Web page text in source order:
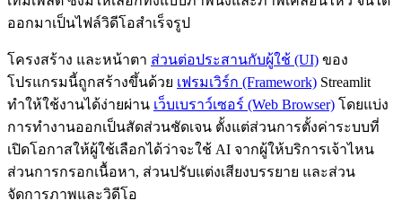
ออกมาเป็นไฟล์วิดีโอสำเร็จรูป
โครงสร้าง และหน้าตา ส่วนต่อประสานกับผู้ใช้ (UI) ของ
โปรแกรมนี้ถูกสร้างขึ้นด้วย เฟรมเวิร์ก (Framework) Streamlit
ทำให้ใช้งานได้ง่ายผ่าน เว็บเบราว์เซอร์ (Web Browser) โดยแบ่ง
การทำงานออกเป็นสัดส่วนชัดเจน ตั้งแต่ส่วนการตั้งค่าระบบที่
เปิดโอกาสให้ผู้ใช้เลือกได้ว่าจะใช้ AI จากผู้ให้บริการเจ้าไหน
ส่วนการกรอกเนื้อหา, ส่วนปรับแต่งเสียงบรรยาย และส่วน
จัดการภาพและวิดีโอ